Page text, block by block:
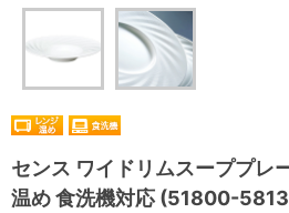
センス ワイドリムスーププレ
温め 食洗機対応 (51800-